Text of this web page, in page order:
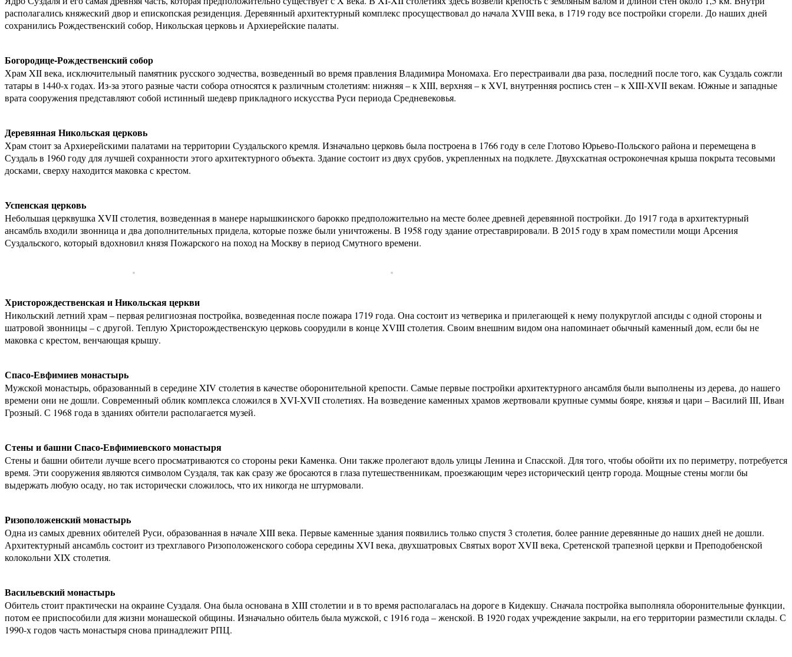
располагались княжеский двор и епископская резиденция. Деревянный архитектурный комплекс просуществовал до начала XVIII века, в 1719 году все постройки сгорели. До наших дней
сохранились Рождественский собор, Никольская церковь и Архиерейские палаты.
Богородице-Рождественский собор
Храм XII века, исключительный памятник русского зодчества, возведенный во время правления Владимира Мономаха. Его перестраивали два раза, последний после того, как Суздаль сожгли
татары в 1440-х годах. Из-за этого разные части собора относятся к различным столетиям: нижняя – к XIII, верхняя – к XVI, внутренняя роспись стен – к XIII-XVII векам. Южные и западные
врата сооружения представляют собой истинный шедевр прикладного искусства Руси периода Средневековья.
Деревянная Никольская церковь
Храм стоит за Архиерейскими палатами на территории Суздальского кремля. Изначально церковь была построена в 1766 году в селе Глотово Юрьево-Польского района и перемещена в
Суздаль в 1960 году для лучшей сохранности этого архитектурного объекта. Здание состоит из двух срубов, укрепленных на подклете. Двухскатная остроконечная крыша покрыта тесовыми
досками, сверху находится маковка с крестом.
Успенская церковь
Небольшая церквушка XVII столетия, возведенная в манере нарышкинского барокко предположительно на месте более древней деревянной постройки. До 1917 года в архитектурный
ансамбль входили звонница и два дополнительных придела, которые позже были уничтожены. В 1958 году здание отреставрировали. В 2015 году в храм поместили мощи Арсения
Суздальского, который вдохновил князя Пожарского на поход на Москву в период Смутного времени.
Христорождественская и Никольская церкви
Никольский летний храм – первая религиозная постройка, возведенная после пожара 1719 года. Она состоит из четверика и прилегающей к нему полукруглой апсиды с одной стороны и
шатровой звонницы – с другой. Теплую Христорождественскую церковь соорудили в конце XVIII столетия. Своим внешним видом она напоминает обычный каменный дом, если бы не
маковка с крестом, венчающая крышу.
Спасо-Евфимиев монастырь
Мужской монастырь, образованный в середине XIV столетия в качестве оборонительной крепости. Самые первые постройки архитектурного ансамбля были выполнены из дерева, до нашего
времени они не дошли. Современный облик комплекса сложился в XVI-XVII столетиях. На возведение каменных храмов жертвовали крупные суммы бояре, князья и цари – Василий III, Иван
Грозный. С 1968 года в зданиях обители располагается музей.
Стены и башни Спасо-Евфимиевского монастыря
Стены и башни обители лучше всего просматриваются со стороны реки Каменка. Они также пролегают вдоль улицы Ленина и Спасской. Для того, чтобы обойти их по периметру, потребуется
время. Эти сооружения являются символом Суздаля, так как сразу же бросаются в глаза путешественникам, проезжающим через исторический центр города. Мощные стены могли бы
выдержать любую осаду, но так исторически сложилось, что их никогда не штурмовали.
Ризоположенский монастырь
Одна из самых древних обителей Руси, образованная в начале XIII века. Первые каменные здания появились только спустя 3 столетия, более ранние деревянные до наших дней не дошли.
Архитектурный ансамбль состоит из трехглавого Ризоположенского собора середины XVI века, двухшатровых Святых ворот XVII века, Сретенской трапезной церкви и Преподобенской
колокольни XIX столетия.
Васильевский монастырь
Обитель стоит практически на окраине Суздаля. Она была основана в XIII столетии и в то время располагалась на дороге в Кидекшу. Сначала постройка выполняла оборонительные функции,
потом ее приспособили для жизни монашеской общины. Изначально обитель была мужской, с 1916 года – женской. В 1920 годах учреждение закрыли, на его территории разместили склады. С
1990-х годов часть монастыря снова принадлежит РПЦ.